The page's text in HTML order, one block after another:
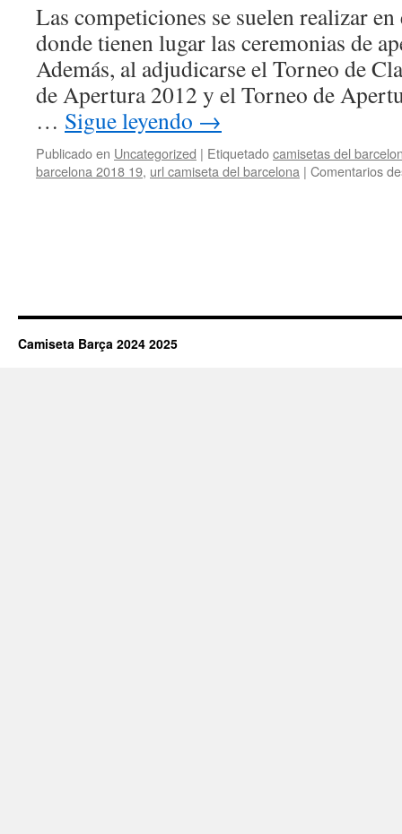
Las competiciones se suelen realizar
donde tienen lugar las ceremonias de
Además, al adjudicarse el Torneo de
de Apertura 2012 y el Torneo de
… Sigue leyendo →
Publicado en Uncategorized | Etiquetadocamisetas del
barcelona 2018 19, url camiseta del barcelona | Comentarios
Camiseta Barça 2024 2025